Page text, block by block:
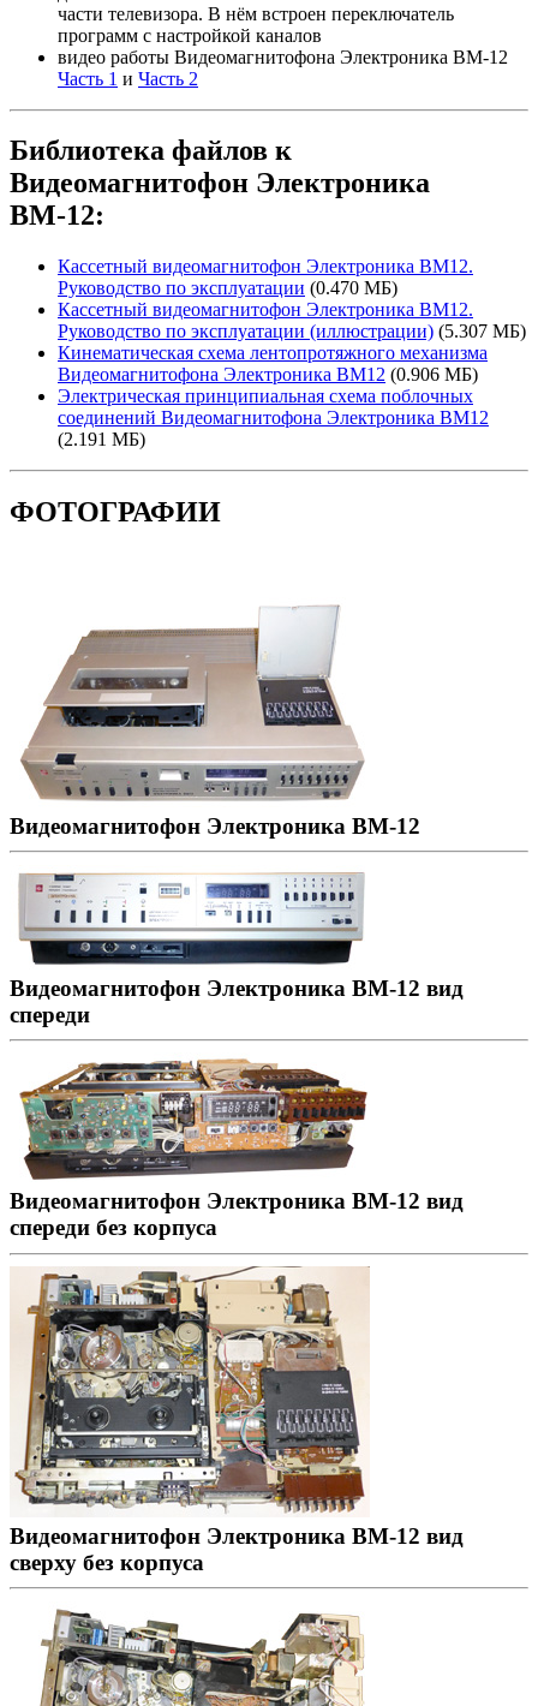
части телевизора. В нём встроен переключатель
программ с настройкой каналов
видео работы Видеомагнитофона Электроника ВМ-12
Часть 1 и Часть 2
Библиотека файлов к
Видеомагнитофон Электроника
ВМ-12:
Кассетный видеомагнитофон Электроника ВМ12.
Руководство по эксплуатации (0.470 МБ)
Кассетный видеомагнитофон Электроника ВМ12.
Руководство по эксплуатации (иллюстрации) (5.307 МБ)
Кинематическая схема лентопротяжного механизма
Видеомагнитофона Электроника ВМ12 (0.906 МБ)
Электрическая принципиальная схема поблочных
соединений Видеомагнитофона Электроника ВМ12
(2.191 МБ)
ФОТОГРАФИИ
Видеомагнитофон Электроника ВМ-12
Видеомагнитофон Электроника ВМ-12 вид
спереди
Видеомагнитофон Электроника ВМ-12 вид
спереди без корпуса
Видеомагнитофон Электроника ВМ-12 вид
сверху без корпуса